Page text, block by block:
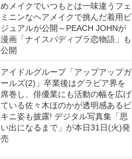
めメイクでいつもとは一味違うフェ
ミニンなヘアメイクで挑んだ着用ビ
ジュアルが公開～PEACH JOHNが
漫画「ナイスバディブラ恋物語」も
公開
アイドルグループ「アップアップガ
ールズ(2)」卒業後はグラビア界を
席巻し、俳優業にも活動の幅を広げ
ている佐々木ほのかが透明感あるビ
キニ姿も披露! デジタル写真集「思
い出になるまで」が本日31日(火)発
売